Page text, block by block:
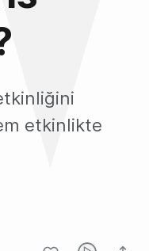
etkinlikte